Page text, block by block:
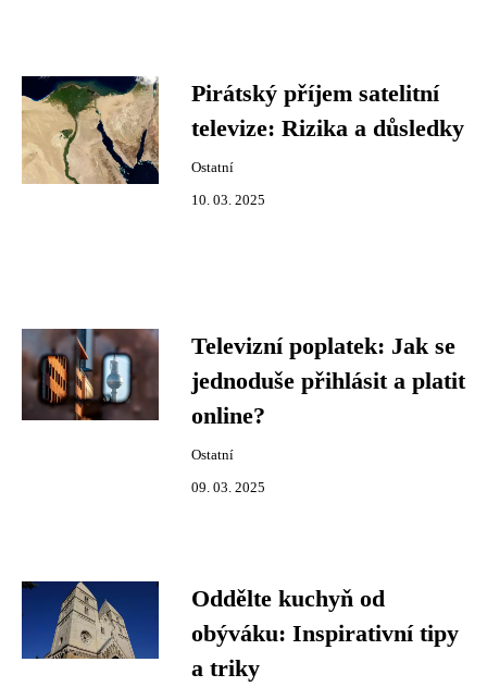
Pirátský příjem satelitní
televize: Rizika a důsledky
Ostatní
10. 03. 2025
Televizní poplatek: Jak se
jednoduše přihlásit a platit
online?
Ostatní
09. 03. 2025
Oddělte kuchyň od
obýváku: Inspirativní tipy
a triky